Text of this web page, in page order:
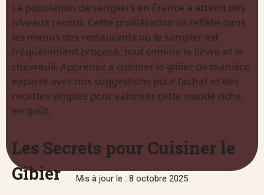
Mis à jour le : 8 octobre 2025
La population de sangliers en France a atteint des
niveaux record. Cette prolifération se reflète dans
les menus des restaurants où le sanglier est
fréquemment proposé, tout comme le lièvre et le
chevreuil. Apprenez à cuisiner le gibier de manière
experte avec nos suggestions pour l’achat et des
recettes simples pour valoriser cette viande riche
en goût.
Les Secrets pour Cuisiner le
Gibier